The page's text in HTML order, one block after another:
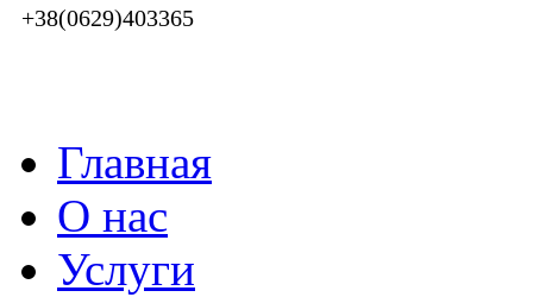
+38(0629)403365
Главная
О нас
Услуги